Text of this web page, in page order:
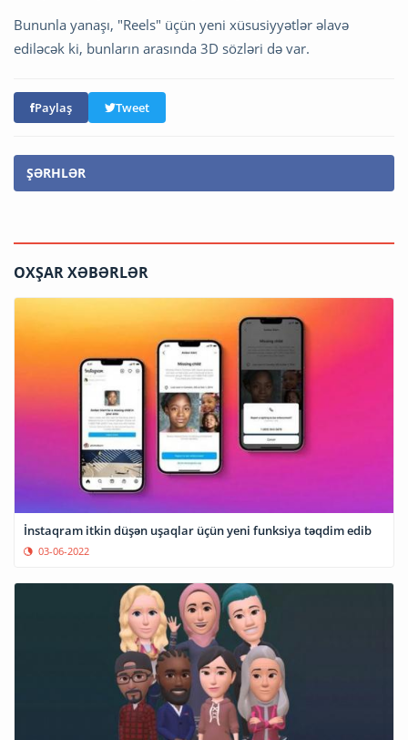
Bununla yanaşı, "Reels" üçün yeni xüsusiyyətlər əlavə
ediləcək ki, bunların arasında 3D sözləri də var.
Paylaş Tweet
ŞƏRHLƏR
OXŞAR XƏBƏRLƏR
İnstaqram itkin düşən uşaqlar üçün yeni funksiya təqdim edib
03-06-2022